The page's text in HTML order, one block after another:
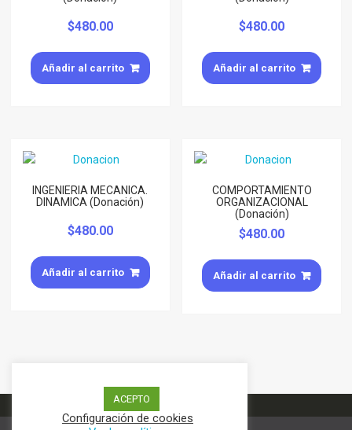
$480.00
Añadir al carrito
$480.00
Añadir al carrito
INGENIERIA MECANICA.
DINAMICA (Donación)
$480.00
Añadir al carrito
COMPORTAMIENTO
ORGANIZACIONAL
(Donación)
$480.00
Añadir al carrito
ACEPTO
Configuración de cookies